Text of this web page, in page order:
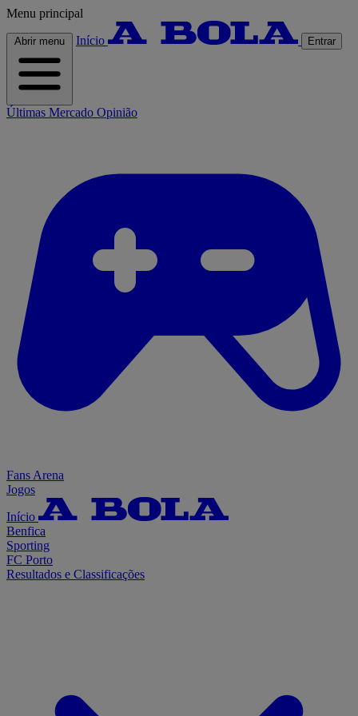
Menu principal
Abrir menu Início Entrar
Últimas Mercado Opinião
Fans Arena
Jogos
Início
Benfica
Sporting
FC Porto
Resultados e Classificações